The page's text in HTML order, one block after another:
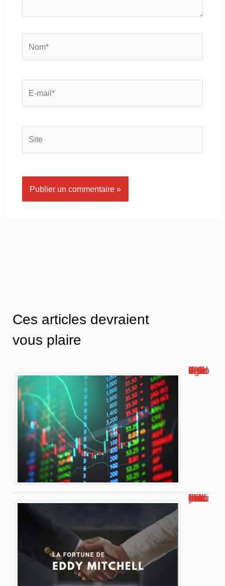
Ces articles devraient
vous plaire
Faut-il vendre les actions du crédit agricole en 2024 ?
Eddy Mitchell : estimation de sa fortune actuelle